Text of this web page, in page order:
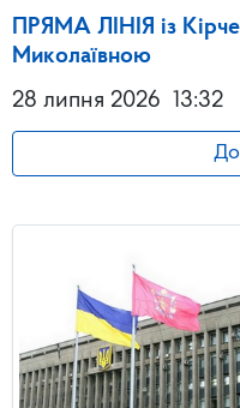
ПРЯМА ЛІНІЯ із
Миколаївною
28 липня 2026
13:32